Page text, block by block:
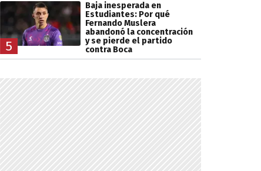
5
Baja inesperada en
Estudiantes: Por qué
Fernando Muslera
abandonó la concentración
y se pierde el partido
contra Boca